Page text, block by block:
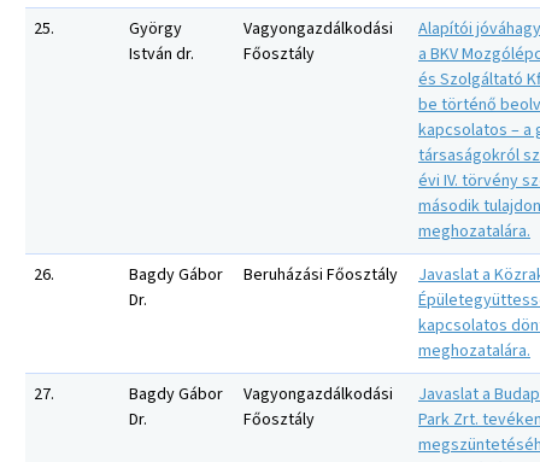
25.
György
István dr.
Vagyongazdálkodási
Főosztály
Alapítói
a BKV
és Szolgáltató
be történő
kapcsolatos – a
társaságokról
évi IV. törvény
második
meghozatalára.
26.
Bagdy Gábor
Dr.
Beruházási Főosztály
Javaslat a
kapcsolatos
meghozatalára.
27.
Bagdy Gábor
Dr.
Vagyongazdálkodási
Főosztály
Javaslat a
Park Zrt.